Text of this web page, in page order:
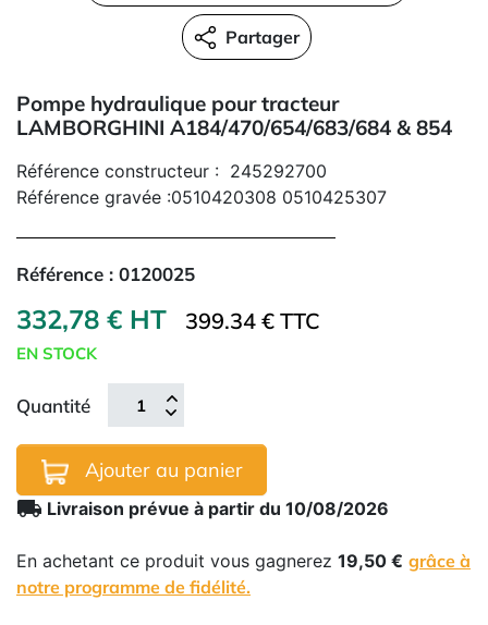
Partager
Pompe hydraulique pour tracteur
LAMBORGHINI A184/470/654/683/684 & 854
Référence constructeur : 245292700
Référence gravée :0510420308 0510425307
Référence : 0120025
332,78 € HT 399.34 € TTC
EN STOCK
Quantité
Ajouter au panier
local_shipping Livraison prévue à partir du 10/08/2026
En achetant ce produit vous gagnerez 19,50 € grâce à
notre programme de fidélité.